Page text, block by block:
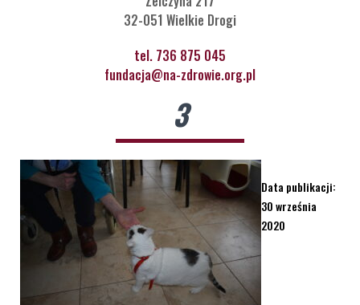
32-051 Wielkie Drogi
tel. 736 875 045
fundacja@na-zdrowie.org.pl
3
Data publikacji:
30 września
2020